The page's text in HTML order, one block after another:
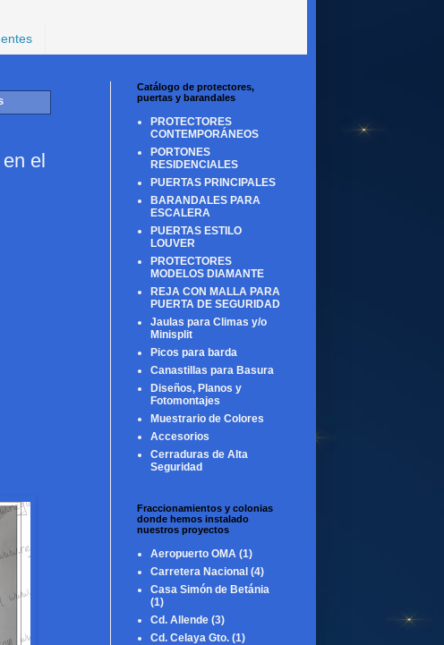
el
Catálogo de protectores,
puertas y barandales
PROTECTORES
CONTEMPORÁNEOS
PORTONES
RESIDENCIALES
PUERTAS PRINCIPALES
BARANDALES PARA
ESCALERA
PUERTAS ESTILO
LOUVER
PROTECTORES
MODELOS DIAMANTE
REJA CON MALLA PARA
PUERTA DE SEGURIDAD
Jaulas para Climas y/o
Minisplit
Picos para barda
Canastillas para Basura
Diseños, Planos y
Fotomontajes
Muestrario de Colores
Accesorios
Cerraduras de Alta
Seguridad
Fraccionamientos y colonias
donde hemos instalado
nuestros proyectos
Aeropuerto OMA (1)
Carretera Nacional (4)
Casa Simón de Betánia
(1)
Cd. Allende (3)
Cd. Celaya Gto. (1)